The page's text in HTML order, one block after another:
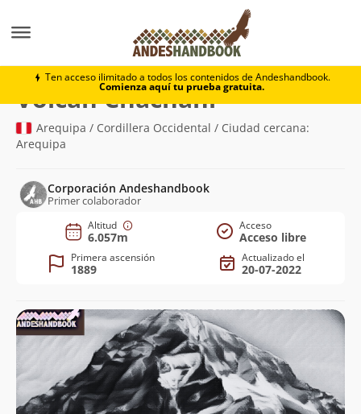
Ten acceso ilimitado a todos los contenidos de Andeshandbook.
Comienza aquí tu prueba gratuita.
Volcán Chachani
Volcán Chachani(6.057m)
Arequipa / Cordillera Occidental / Ciudad cercana:
Arequipa
Corporación Andeshandbook
Primer colaborador
Altitud
6.057m
Acceso
Acceso libre
Primera ascensión
1889
Actualizado el
20-07-2022